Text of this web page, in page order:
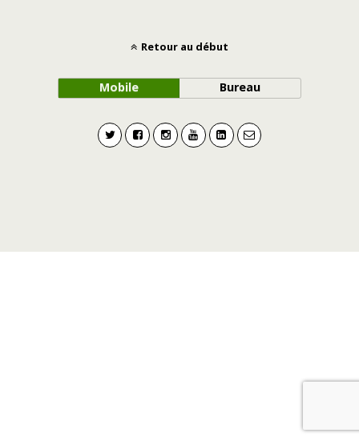
Retour au début
Mobile Bureau